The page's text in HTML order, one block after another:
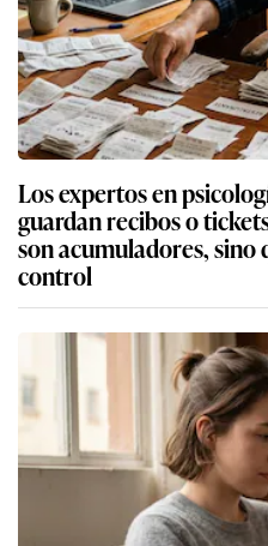
Los expertos en
guardan recibos o
son acumuladores, sino
control